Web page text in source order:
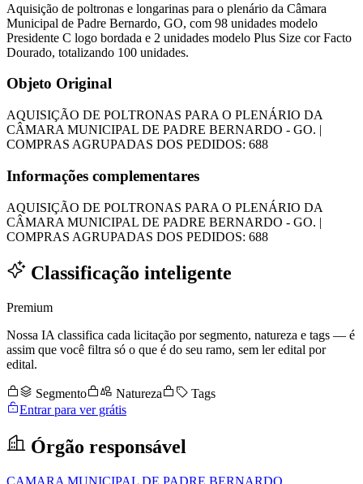
Aquisição de poltronas e longarinas para o plenário da Câmara
Municipal de Padre Bernardo, GO, com 98 unidades modelo
Presidente C logo bordada e 2 unidades modelo Plus Size cor Facto
Dourado, totalizando 100 unidades.
Objeto Original
AQUISIÇÃO DE POLTRONAS PARA O PLENÁRIO DA
CÂMARA MUNICIPAL DE PADRE BERNARDO - GO. |
COMPRAS AGRUPADAS DOS PEDIDOS: 688
Informações complementares
AQUISIÇÃO DE POLTRONAS PARA O PLENÁRIO DA
CÂMARA MUNICIPAL DE PADRE BERNARDO - GO. |
COMPRAS AGRUPADAS DOS PEDIDOS: 688
Classificação inteligente
Premium
Nossa IA classifica cada licitação por segmento, natureza e tags — é
assim que você filtra só o que é do seu ramo, sem ler edital por
edital.
Segmento Natureza
Tags
Entrar para ver grátis
Órgão responsável